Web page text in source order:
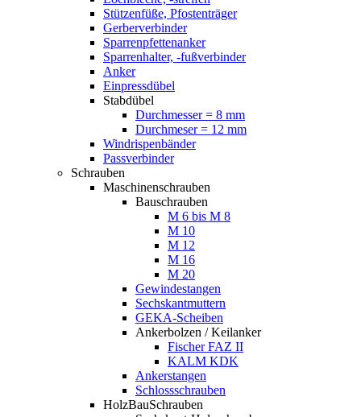
Stützenfüße, Pfostenträger
Gerberverbinder
Sparrenpfettenanker
Sparrenhalter, -fußverbinder
Anker
Einpressdübel
Stabdübel
Durchmesser = 8 mm
Durchmeser = 12 mm
Windrispenbänder
Passverbinder
Schrauben
Maschinenschrauben
Bauschrauben
M 6 bis M 8
M 10
M 12
M 16
M 20
Gewindestangen
Sechskantmuttern
GEKA-Scheiben
Ankerbolzen / Keilanker
Fischer FAZ II
KALM KDK
Ankerstangen
Schlossschrauben
HolzBauSchrauben